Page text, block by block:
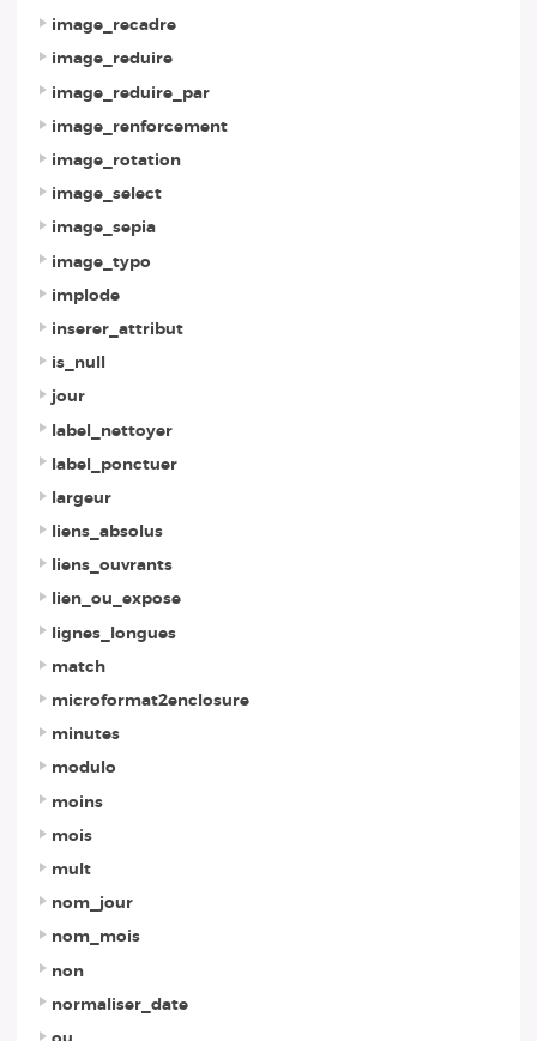
image_recadre
image_reduire
image_reduire_par
image_renforcement
image_rotation
image_select
image_sepia
image_typo
implode
inserer_attribut
is_null
jour
label_nettoyer
label_ponctuer
largeur
liens_absolus
liens_ouvrants
lien_ou_expose
lignes_longues
match
microformat2enclosure
minutes
modulo
moins
mois
mult
nom_jour
nom_mois
non
normaliser_date